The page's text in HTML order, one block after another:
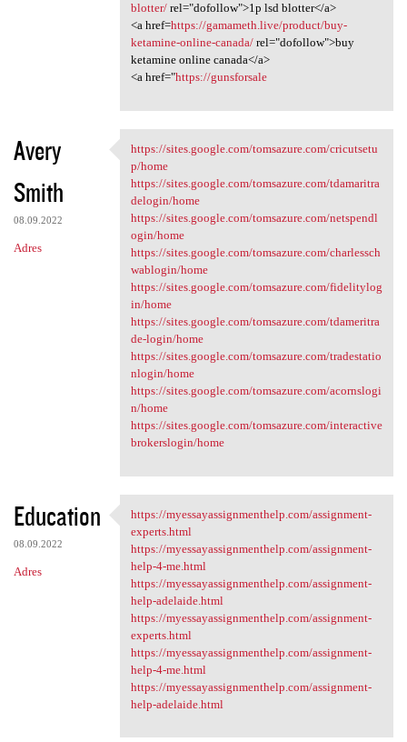
blotter/rel="dofollow">1p lsd blotter</a>
<a href=https://gamameth.live/product/buy-
ketamine-online-canada/rel="dofollow">buy
ketamine online canada</a>
<a href="https://gunsforsale
Avery
Smith
08.09.2022
Adres
https://sites.google.com
https://sites.google.com/tomsazure.com/cricutsetu
p/home
https://sites.google.com/tomsazure.com/tdamaritra
delogin/home
https://sites.google.com/tomsazure.com/netspendl
ogin/home
https://sites.google.com/tomsazure.com/charlessch
wablogin/home
https://sites.google.com/tomsazure.com/fidelitylog
in/home
https://sites.google.com/tomsazure.com/tdameritra
de-login/home
https://sites.google.com/tomsazure.com/tradestatio
nlogin/home
https://sites.google.com/tomsazure.com/acornslogi
n/home
https://sites.google.com/tomsazure.com/interactive
brokerslogin/home
Education
08.09.2022
Adres
https://myessayassignmenthelp
https://myessayassignmenthelp.com/assignment-
experts.html
https://myessayassignmenthelp.com/assignment-
help-4-me.html
https://myessayassignmenthelp.com/assignment-
help-adelaide.html
https://myessayassignmenthelp.com/assignment-
experts.html
https://myessayassignmenthelp.com/assignment-
help-4-me.html
https://myessayassignmenthelp.com/assignment-
help-adelaide.html